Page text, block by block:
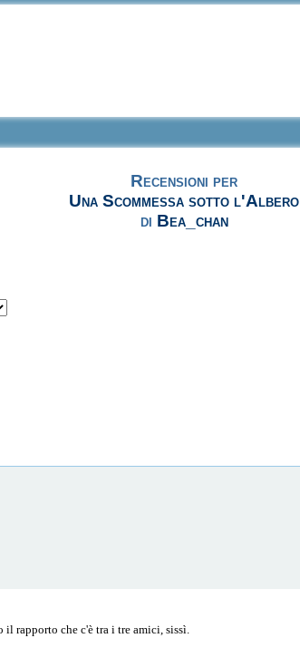
Recensioni per
Una Scommessa sotto l'Albero
di Bea_chan
rapporto che c'è tra i tre amici, sissì.